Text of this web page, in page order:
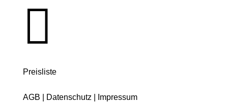

Preisliste
AGB Datenschutz Impressum